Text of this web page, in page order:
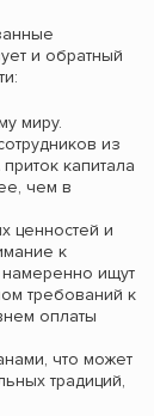
и обратный
миру.
из
капитала
чем в
ценностей и
к
ищут
требований к
оплаты
что может
традиций,